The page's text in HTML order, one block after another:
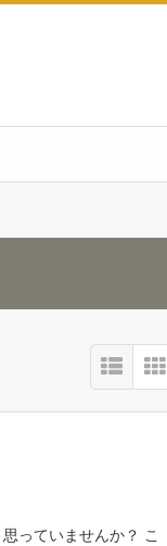
っていませんか？ こ